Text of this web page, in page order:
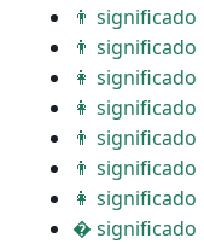
👨 significado
👨 significado
👩 significado
👩 significado
👨 significado
👨 significado
👩 significado
� significado